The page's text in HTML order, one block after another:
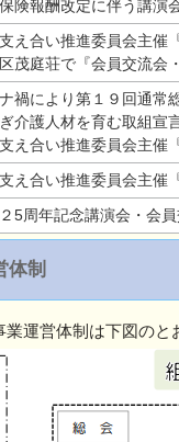
険報酬改定に伴う講演
え合い推進委員会主催
茂庭荘で『会員交流会
禍により第１９回通常
介護人材を育む取組宣
え合い推進委員会主催
え合い推進委員会主催
5周年記念講演会・会
制
運営体制は下図のと